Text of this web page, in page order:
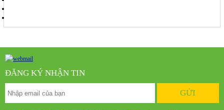
ĐĂNG KÝ NHẬN TIN